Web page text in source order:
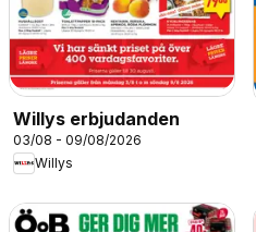
Willys erbjudanden
03/08 - 09/08/2026
Willys